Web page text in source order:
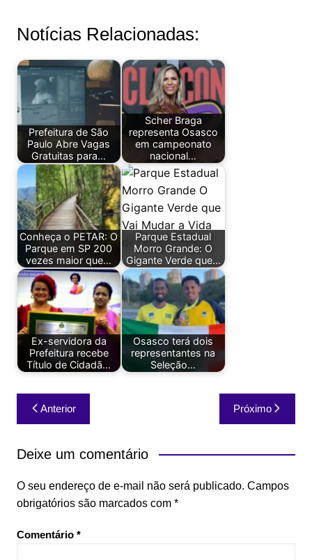
Notícias Relacionadas:
Prefeitura de São
Paulo Abre Vagas
Gratuitas para…
Scher Braga
representa Osasco
em campeonato
nacional…
Conheça o PETAR: O
Parque em SP 200
vezes maior que…
Parque Estadual
Morro Grande: O
Gigante Verde que…
Ex-servidora da
Prefeitura recebe
Título de Cidadã…
Osasco terá dois
representantes na
Seleção…
Navegação
de
Post
Anterior Próximo
Deixe um comentário
O seu endereço de e-mail não será publicado. Campos
obrigatórios são marcados com *
Comentário *